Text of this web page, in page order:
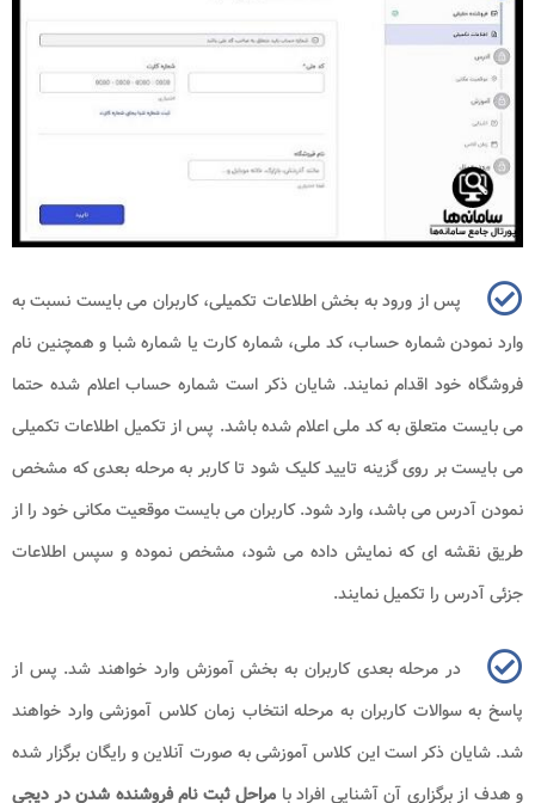
پس از ورود به بخش اطلاعات تکمیلی، کاربران می بایست نسبت به
وارد نمودن شماره حساب، کد ملی، شماره کارت یا شماره شبا و همچنین نام
فروشگاه خود اقدام نمایند. شایان ذکر است شماره حساب اعلام شده حتما
می بایست متعلق به کد ملی اعلام شده باشد. پس از تکمیل اطلاعات تکمیلی
می بایست بر روی گزینه تایید کلیک شود تا کاربر به مرحله بعدی که مشخص
نمودن آدرس می باشد، وارد شود. کاربران می بایست موقعیت مکانی خود را از
طریق نقشه ای که نمایش داده می شود، مشخص نموده و سپس اطلاعات
جزئی آدرس را تکمیل نمایند.
در مرحله بعدی کاربران به بخش آموزش وارد خواهند شد. پس از
پاسخ به سوالات کاربران به مرحله انتخاب زمان کلاس آموزشی وارد خواهند
شد. شایان ذکر است این کلاس آموزشی به صورت آنلاین و رایگان برگزار شده
و هدف از برگزاری آن آشنایی افراد با مراحل ثبت نام فروشنده شدن در دیجی